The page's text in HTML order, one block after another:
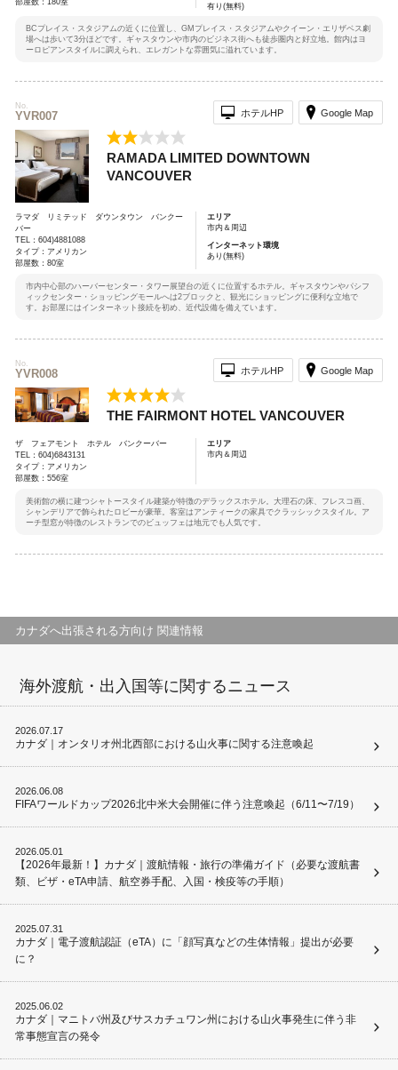
有り(無料)
BCプレイス・スタジアムの近くに位置し、GMプレイス・スタジアムやクイーン・エリザベス劇
場へは歩いて3分ほどです。ギャスタウンや市内のビジネス街へも徒歩圏内と好立地。館内はヨ
ーロピアンスタイルに調えられ、エレガントな雰囲気に溢れています。
No.
YVR007
RAMADA LIMITED DOWNTOWN
VANCOUVER
ラマダ リミテッド ダウンタウン バンクー
バー
TEL：604)4881088
タイプ：アメリカン
部屋数：80室
エリア
市内＆周辺
インターネット環境
あり(無料)
市内中心部のハーバーセンター・タワー展望台の近くに位置するホテル。ギャスタウンやパシフ
ィックセンター・ショッピングモールへは2ブロックと、観光にショッピングに便利な立地で
す。お部屋にはインターネット接続を初め、近代設備を備えています。
ホテルHP Google Map
No.
YVR008
THE FAIRMONT HOTEL VANCOUVER
ザ フェアモント ホテル バンクーバー
TEL：604)6843131
タイプ：アメリカン
部屋数：556室
エリア
市内＆周辺
美術館の横に建つシャトースタイル建築が特徴のデラックスホテル。大理石の床、フレスコ画、
シャンデリアで飾られたロビーが豪華。客室はアンティークの家具でクラッシックスタイル。ア
ーチ型窓が特徴のレストランでのビュッフェは地元でも人気です。
ホテルHP Google Map
カナダへ出張される方向け 関連情報
海外渡航・出入国等に関するニュース
2026.07.17
カナダ｜オンタリオ州北西部における山火事に関する注意喚起
2026.06.08
FIFAワールドカップ2026北中米大会開催に伴う注意喚起（6/11〜7/19）
2026.05.01
【2026年最新！】カナダ｜渡航情報・旅行の準備ガイド（必要な渡航書
類、ビザ・eTA申請、航空券手配、入国・検疫等の手順）
2025.07.31
カナダ｜電子渡航認証（eTA）に「顔写真などの生体情報」提出が必要
に？
2025.06.02
カナダ｜マニトバ州及びサスカチュワン州における山火事発生に伴う非
常事態宣言の発令